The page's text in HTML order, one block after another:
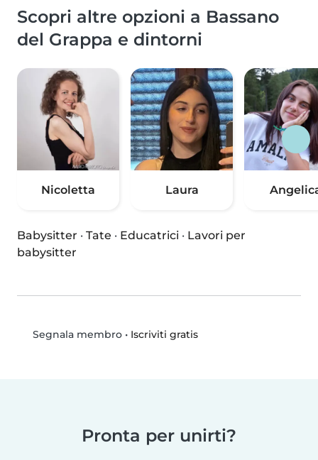
Scopri altre opzioni a Bassano
del Grappa e dintorni
Nicoletta Laura
Babysitter · Tate · Educatrici · Lavori per
babysitter
Segnala membro• Iscriviti gratis
Pronta per unirti?